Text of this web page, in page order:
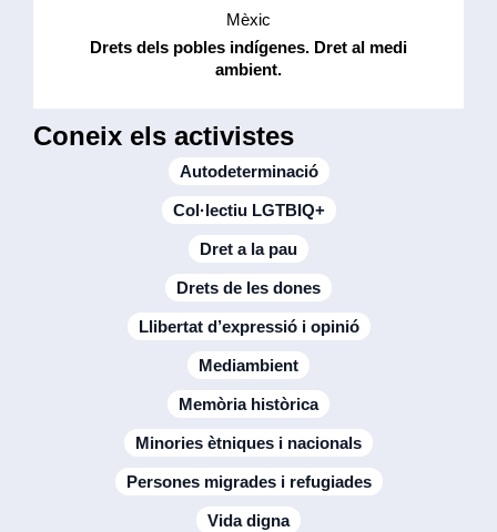
Mèxic
Drets dels pobles indígenes. Dret al medi
ambient.
Coneix els activistes
Autodeterminació
Col·lectiu LGTBIQ+
Dret a la pau
Drets de les dones
Llibertat d’expressió i opinió
Mediambient
Memòria històrica
Minories ètniques i nacionals
Persones migrades i refugiades
Vida digna